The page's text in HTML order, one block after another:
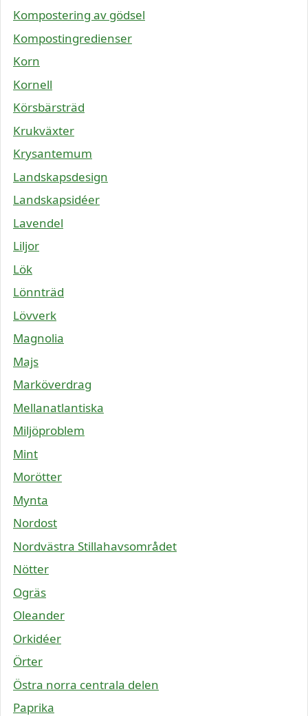
Kompostering av gödsel
Kompostingredienser
Korn
Kornell
Körsbärsträd
Krukväxter
Krysantemum
Landskapsdesign
Landskapsidéer
Lavendel
Liljor
Lök
Lönnträd
Lövverk
Magnolia
Majs
Marköverdrag
Mellanatlantiska
Miljöproblem
Mint
Morötter
Mynta
Nordost
Nordvästra Stillahavsområdet
Nötter
Ogräs
Oleander
Orkidéer
Örter
Östra norra centrala delen
Paprika